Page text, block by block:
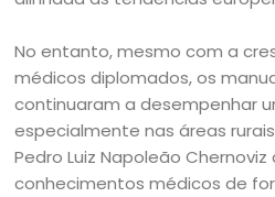
No entanto, mesmo com a
médicos diplomados, os
continuaram a desempenhar
especialmente nas áreas
Pedro Luiz Napoleão
conhecimentos médicos de